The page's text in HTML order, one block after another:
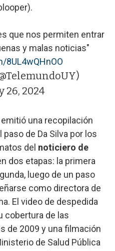
que nos permiten entrar
y malas noticias"
26, 2024
una recopilación
de Da Silva por los
del noticiero de
dos etapas: la primera
luego de un paso
como directora de
El video de despedida
cobertura de las
de 2009 y una filmación
de Salud Pública